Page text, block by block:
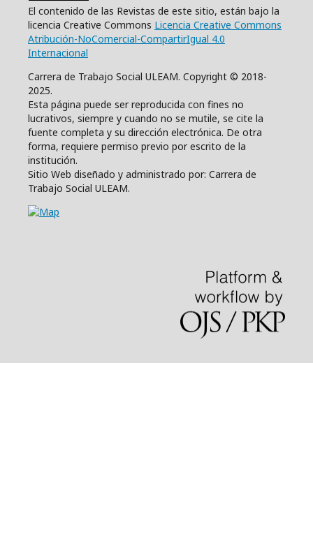
El contenido de las Revistas de este sitio, están bajo la
licencia Creative Commons Licencia Creative Commons
Atribución-NoComercial-CompartirIgual 4.0
Internacional
Carrera de Trabajo Social ULEAM. Copyright © 2018-
2025.
Esta página puede ser reproducida con fines no
lucrativos, siempre y cuando no se mutile, se cite la
fuente completa y su dirección electrónica. De otra
forma, requiere permiso previo por escrito de la
institución.
Sitio Web diseñado y administrado por: Carrera de
Trabajo Social ULEAM.